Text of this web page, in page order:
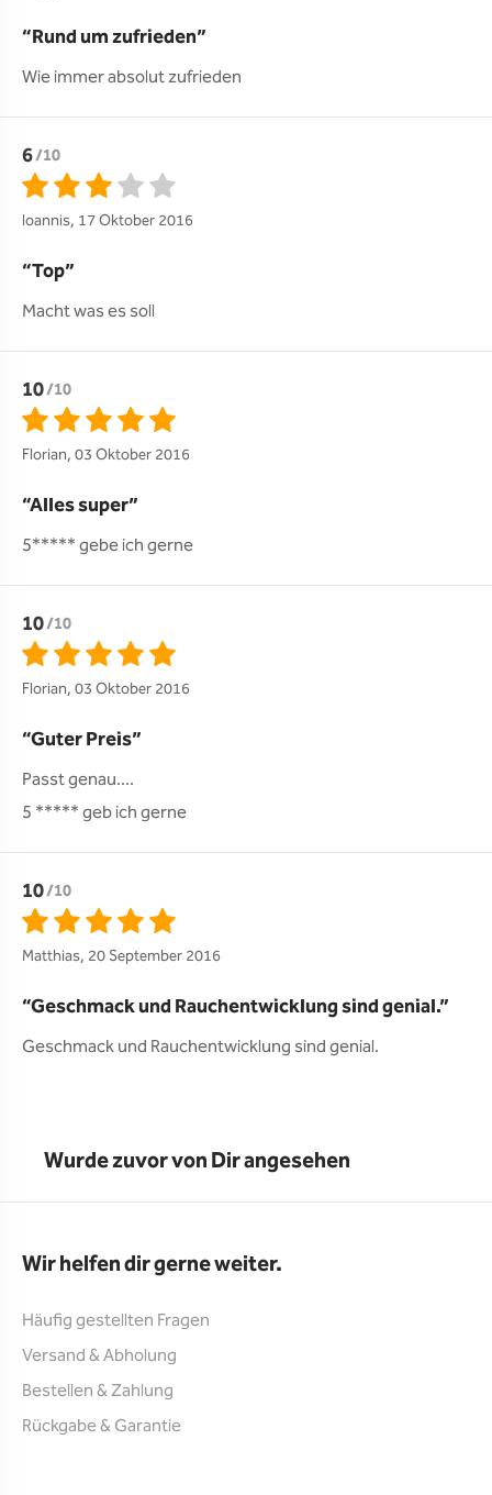
Rund um zufrieden
Wie immer absolut zufrieden
6/10
Ioannis, 17 Oktober 2016
Top
Macht was es soll
10/10
Florian, 03 Oktober 2016
Alles super
5***** gebe ich gerne
10/10
Florian, 03 Oktober 2016
Guter Preis
Passt genau....
5 ***** geb ich gerne
10/10
Matthias, 20 September 2016
Geschmack und Rauchentwicklung sind genial.
Geschmack und Rauchentwicklung sind genial.
Wurde zuvor von Dir angesehen
Wir helfen dir gerne weiter.
Häufig gestellten Fragen
Versand & Abholung
Bestellen & Zahlung
Rückgabe & Garantie